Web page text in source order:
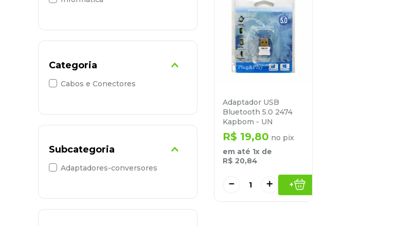
Categoria
Cabos e Conectores
Subcategoria
Adaptadores-conversores
Adaptador USB
Bluetooth 5.0 2474
Kapbom - UN
R$ 19,80 no pix
em até 1x de
R$ 20,84
＋
－ +